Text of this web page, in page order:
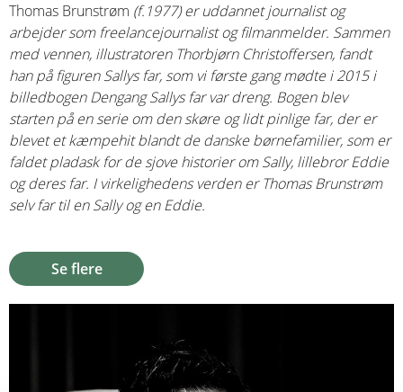
Thomas Brunstrøm (f.1977) er uddannet journalist og
arbejder som freelancejournalist og filmanmelder. Sammen
med vennen, illustratoren Thorbjørn Christoffersen, fandt
han på figuren Sallys far, som vi første gang mødte i 2015 i
billedbogen Dengang Sallys far var dreng. Bogen blev
starten på en serie om den skøre og lidt pinlige far, der er
blevet et kæmpehit blandt de danske børnefamilier, som er
faldet pladask for de sjove historier om Sally, lillebror Eddie
og deres far. I virkelighedens verden er Thomas Brunstrøm
selv far til en Sally og en Eddie.
Se flere